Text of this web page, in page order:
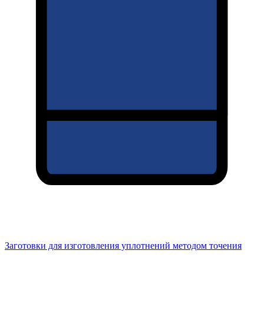
Заготовки для изготовления уплотнений методом точения